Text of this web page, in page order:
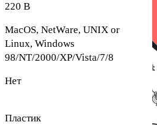
220 В
MacOS, NetWare, UNIX or
Linux, Windows
98/NT/2000/XP/Vista/7/8
Нет
Пластик